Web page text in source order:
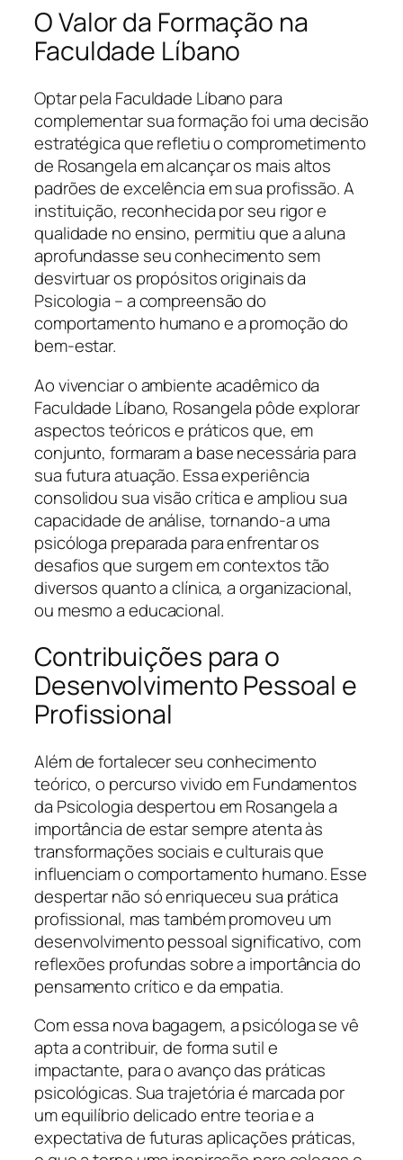
O Valor da Formação na
Faculdade Líbano
Optar pela Faculdade Líbano para
complementar sua formação foi uma decisão
estratégica que refletiu o comprometimento
de Rosangela em alcançar os mais altos
padrões de excelência em sua profissão. A
instituição, reconhecida por seu rigor e
qualidade no ensino, permitiu que a aluna
aprofundasse seu conhecimento sem
desvirtuar os propósitos originais da
Psicologia – a compreensão do
comportamento humano e a promoção do
bem-estar.
Ao vivenciar o ambiente acadêmico da
Faculdade Líbano, Rosangela pôde explorar
aspectos teóricos e práticos que, em
conjunto, formaram a base necessária para
sua futura atuação. Essa experiência
consolidou sua visão crítica e ampliou sua
capacidade de análise, tornando-a uma
psicóloga preparada para enfrentar os
desafios que surgem em contextos tão
diversos quanto a clínica, a organizacional,
ou mesmo a educacional.
Contribuições para o
Desenvolvimento Pessoal e
Profissional
Além de fortalecer seu conhecimento
teórico, o percurso vivido em Fundamentos
da Psicologia despertou em Rosangela a
importância de estar sempre atenta às
transformações sociais e culturais que
influenciam o comportamento humano. Esse
despertar não só enriqueceu sua prática
profissional, mas também promoveu um
desenvolvimento pessoal significativo, com
reflexões profundas sobre a importância do
pensamento crítico e da empatia.
Com essa nova bagagem, a psicóloga se vê
apta a contribuir, de forma sutil e
impactante, para o avanço das práticas
psicológicas. Sua trajetória é marcada por
um equilíbrio delicado entre teoria e a
expectativa de futuras aplicações práticas,